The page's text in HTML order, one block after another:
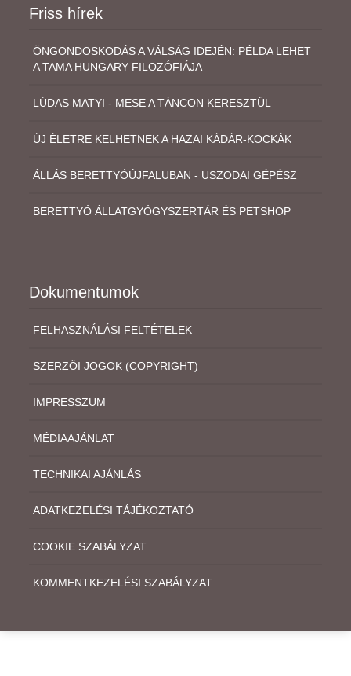
Friss hírek
ÖNGONDOSKODÁS A VÁLSÁG IDEJÉN: PÉLDA LEHET
A TAMA HUNGARY FILOZÓFIÁJA
LÚDAS MATYI - MESE A TÁNCON KERESZTÜL
ÚJ ÉLETRE KELHETNEK A HAZAI KÁDÁR-KOCKÁK
ÁLLÁS BERETTYÓÚJFALUBAN - USZODAI GÉPÉSZ
BERETTYÓ ÁLLATGYÓGYSZERTÁR ÉS PETSHOP
Dokumentumok
FELHASZNÁLÁSI FELTÉTELEK
SZERZŐI JOGOK (COPYRIGHT)
IMPRESSZUM
MÉDIAAJÁNLAT
TECHNIKAI AJÁNLÁS
ADATKEZELÉSI TÁJÉKOZTATÓ
COOKIE SZABÁLYZAT
KOMMENTKEZELÉSI SZABÁLYZAT